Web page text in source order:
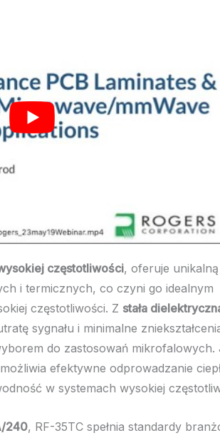
częstotliwości, oferuje unikalną
i termicznych, co czyni go idealnym
częstotliwości. Z stała
sygnału i minimalne
do zastosowań mikrofalowych.
efektywne odprowadzanie
w systemach wysokiej
240, RF-35TC spełnia standardy